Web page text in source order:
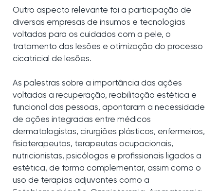
Outro aspecto relevante foi a participação de
diversas empresas de insumos e tecnologias
voltadas para os cuidados com a pele, o
tratamento das lesões e otimização do processo
cicatricial de lesões.
As palestras sobre a importância das ações
voltadas a recuperação, reabilitação estética e
funcional das pessoas, apontaram a necessidade
de ações integradas entre médicos
dermatologistas, cirurgiões plásticos, enfermeiros,
fisioterapeutas, terapeutas ocupacionais,
nutricionistas, psicólogos e profissionais ligados a
estética, de forma complementar, assim como o
uso de terapias adjuvantes como a